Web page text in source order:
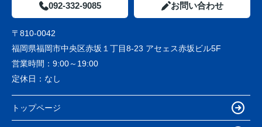
092-332-9085 お問い合わせ
〒810-0042
福岡県福岡市中央区赤坂１丁目8-23 アセェス赤坂ビル5F
営業時間： 9:00～19:00
定休日： なし
トップページ